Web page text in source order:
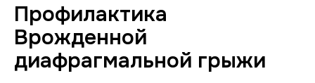
Профилактика
Врожденной
диафрагмальной грыжи